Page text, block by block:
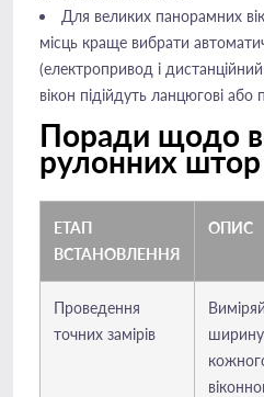
Для великих панорамних
місць краще вибрати
(електропривод і
вікон підійдуть ланцюгові
Поради щодо
рулонних
ЕТАП
ВСТАНОВЛЕННЯ
ОПИС
Проведення
точних замірів
ширину